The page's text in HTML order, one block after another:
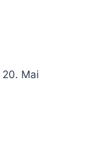
20. Mai